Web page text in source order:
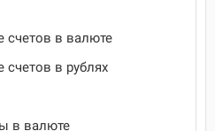
счетов в валюте
в рублях
в валюте